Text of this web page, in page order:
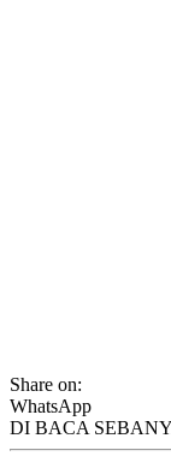
Share on:
WhatsApp
DI BACA